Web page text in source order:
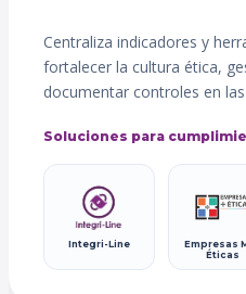
Centraliza indicadores y
fortalecer la cultura ética,
documentar controles en
Soluciones para
Integri-Line
Empresas
Éticas